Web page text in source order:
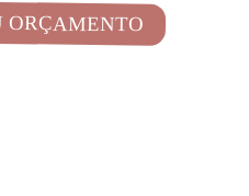
ORÇAMENTO